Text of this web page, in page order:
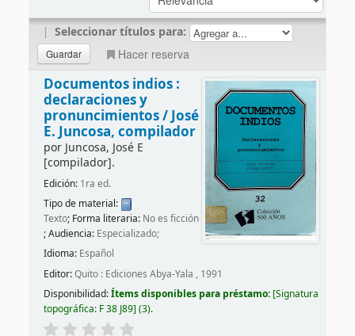
| Seleccionar títulos para:
Hacer reserva
Documentos indios :
declaraciones y
pronuncimientos /José
E. Juncosa, compilador
por Juncosa, José E
[compilador].
Edición: 1ra ed.
Tipo de material:
Texto; Forma literaria: No es ficción
; Audiencia: Especializado;
Idioma: Español
Editor:Quito : Ediciones Abya-Yala , 1991
Disponibilidad:Ítems disponibles para préstamo: Signatura
topográfica: F 38 J89 (3).